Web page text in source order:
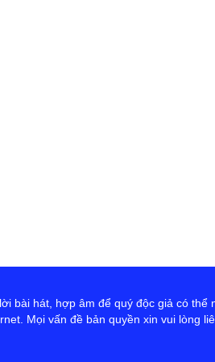
bài hát, hợp âm để quý độc giả có thể
Mọi vấn đề bản quyền xin vui lòng